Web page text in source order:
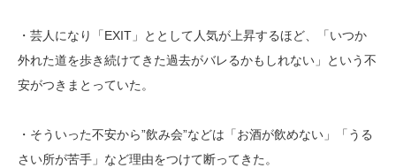
・芸人になり「EXIT」ととして人気が上昇するほど、「いつか
外れた道を歩き続けてきた過去がバレるかもしれない」という不
安がつきまとっていた。
・そういった不安から”飲み会”などは「お酒が飲めない」「うる
さい所が苦手」など理由をつけて断ってきた。